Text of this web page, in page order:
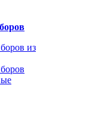
из